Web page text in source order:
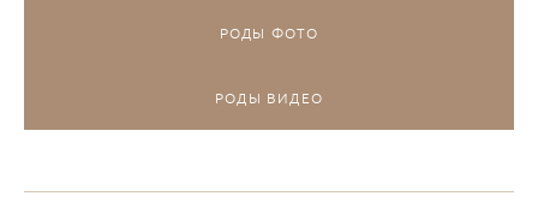
РОДЫ ФОТО
РОДЫ ВИДЕО